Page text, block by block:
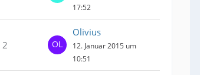
17:52
2
Olivius
12. Januar 2015 um
10:51